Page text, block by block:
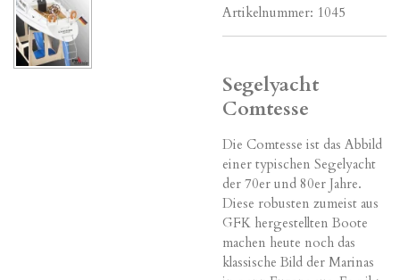
Artikelnummer: 1045
Segelyacht
Comtesse
Die Comtesse ist das Abbild
einer typischen Segelyacht
der 70er und 80er Jahre.
Diese robusten zumeist aus
GFK hergestellten Boote
machen heute noch das
klassische Bild der Marinas